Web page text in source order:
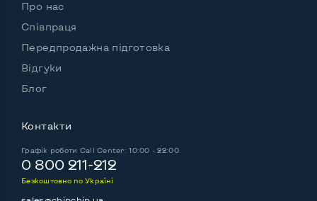
Повнорозмірна клавіатура NumberPad
Оптичний привід
Операційна система
Роз'єми підключення:
Вихід Display port
Про нас
Співпраця
Передпродажна підготовка
Відгуки
Блог
Контакти
Графік роботи Call Center: 10:00 - 22:00
0 800 211-212
Безкоштовно по Україні